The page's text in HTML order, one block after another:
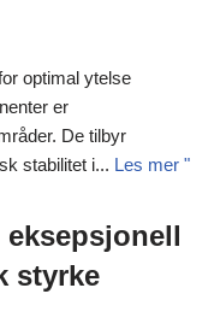
optimal ytelse
er
De tilbyr
stabilitet i... Les mer "
eksepsjonell
styrke